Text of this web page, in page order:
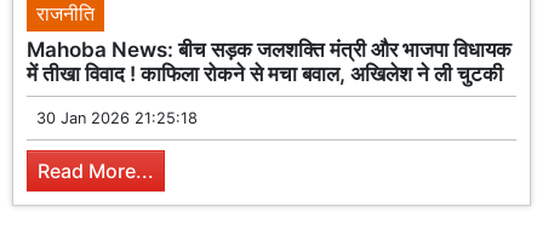
राजनीति
Mahoba News: बीच सड़क जलशक्ति मंत्री और भाजपा विधायक
में तीखा विवाद ! काफिला रोकने से मचा बवाल, अखिलेश ने ली चुटकी
30 Jan 2026 21:25:18
Read More...